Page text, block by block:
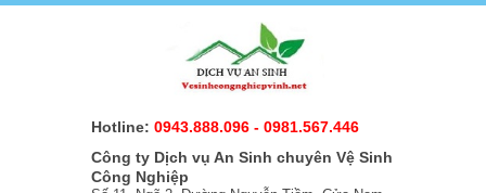
Hotline: 0943.888.096 - 0981.567.446
Công ty Dịch vụ An Sinh chuyên Vệ Sinh
Công Nghiệp